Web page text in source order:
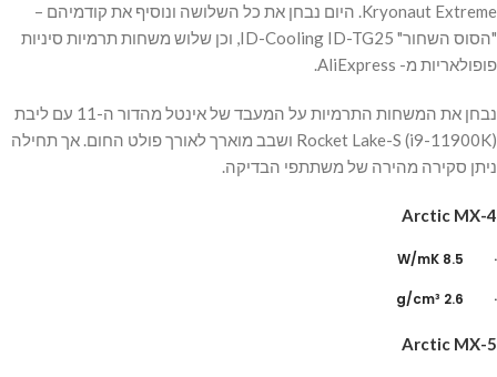
Kryonaut Extreme. היום נבחן את כל השלושה ונוסיף את קודמיהם –
"הסוס השחור" ID-Cooling ID-TG25, וכן שלוש משחות תרמיות סיניות
פופולאריות מ- AliExpress.
נבחן את המשחות התרמיות על המעבד של אינטל מהדור ה-11 עם ליבת
Rocket Lake-S (i9-11900K) ושבב מוארך לאורך פולט החום. אך תחילה
ניתן סקירה מהירה של משתתפי הבדיקה.
Arctic MX-4
· 8.5 W/mK
· 2.6 g/cm³
Arctic MX-5